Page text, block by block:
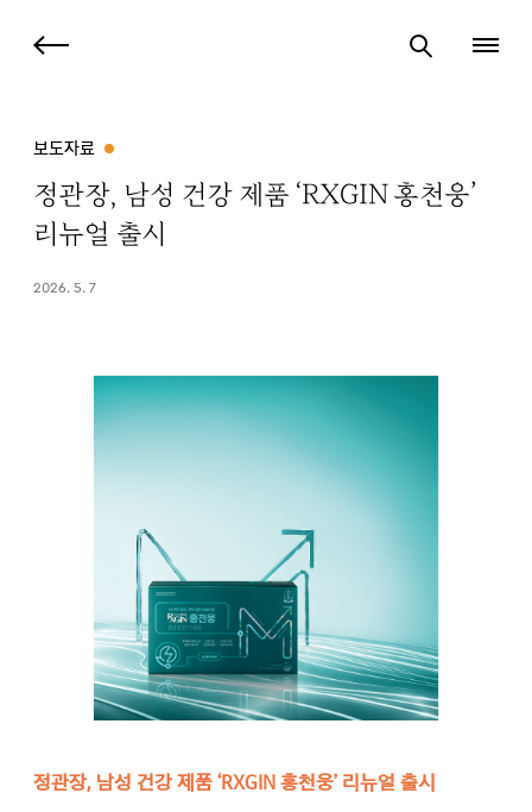
보도자료
정관장, 남성 건강 제품 ‘RXGIN 홍천웅’
리뉴얼 출시
2026. 5. 7
정관장, 남성 건강 제품 ‘RXGIN 홍천웅’ 리뉴얼 출시